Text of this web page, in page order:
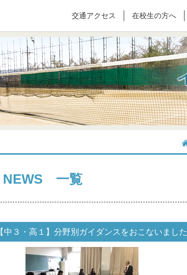
交通アクセス 在校生の方へ
NEWS 一覧
【中３・高１】分野別ガイダンスをおこないました